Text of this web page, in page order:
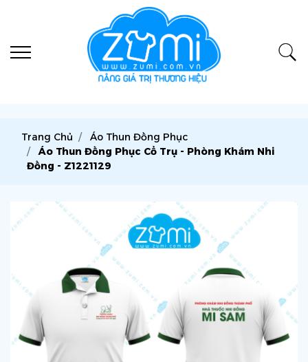
Trang Chủ
Áo Thun Đồng Phục
Áo Thun Đồng Phục Cổ Trụ - Phòng Khám Nhi
Đồng - Z1221129